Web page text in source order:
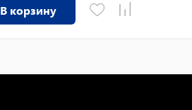
В корзину